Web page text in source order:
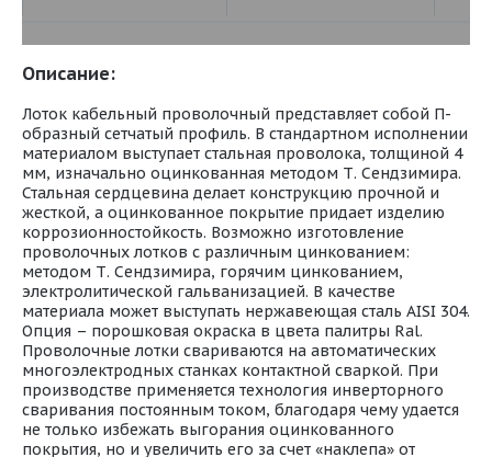
Описание:
Лоток кабельный проволочный представляет собой П-
образный сетчатый профиль. В стандартном исполнении
материалом выступает стальная проволока, толщиной 4
мм, изначально оцинкованная методом Т. Сендзимира.
Стальная сердцевина делает конструкцию прочной и
жесткой, а оцинкованное покрытие придает изделию
коррозионностойкость. Возможно изготовление
проволочных лотков с различным цинкованием:
методом Т. Сендзимира, горячим цинкованием,
электролитической гальванизацией. В качестве
материала может выступать нержавеющая сталь AISI 304.
Опция – порошковая окраска в цвета палитры Ral.
Проволочные лотки свариваются на автоматических
многоэлектродных станках контактной сваркой. При
производстве применяется технология инверторного
сваривания постоянным током, благодаря чему удается
не только избежать выгорания оцинкованного
покрытия, но и увеличить его за счет «наклепа» от